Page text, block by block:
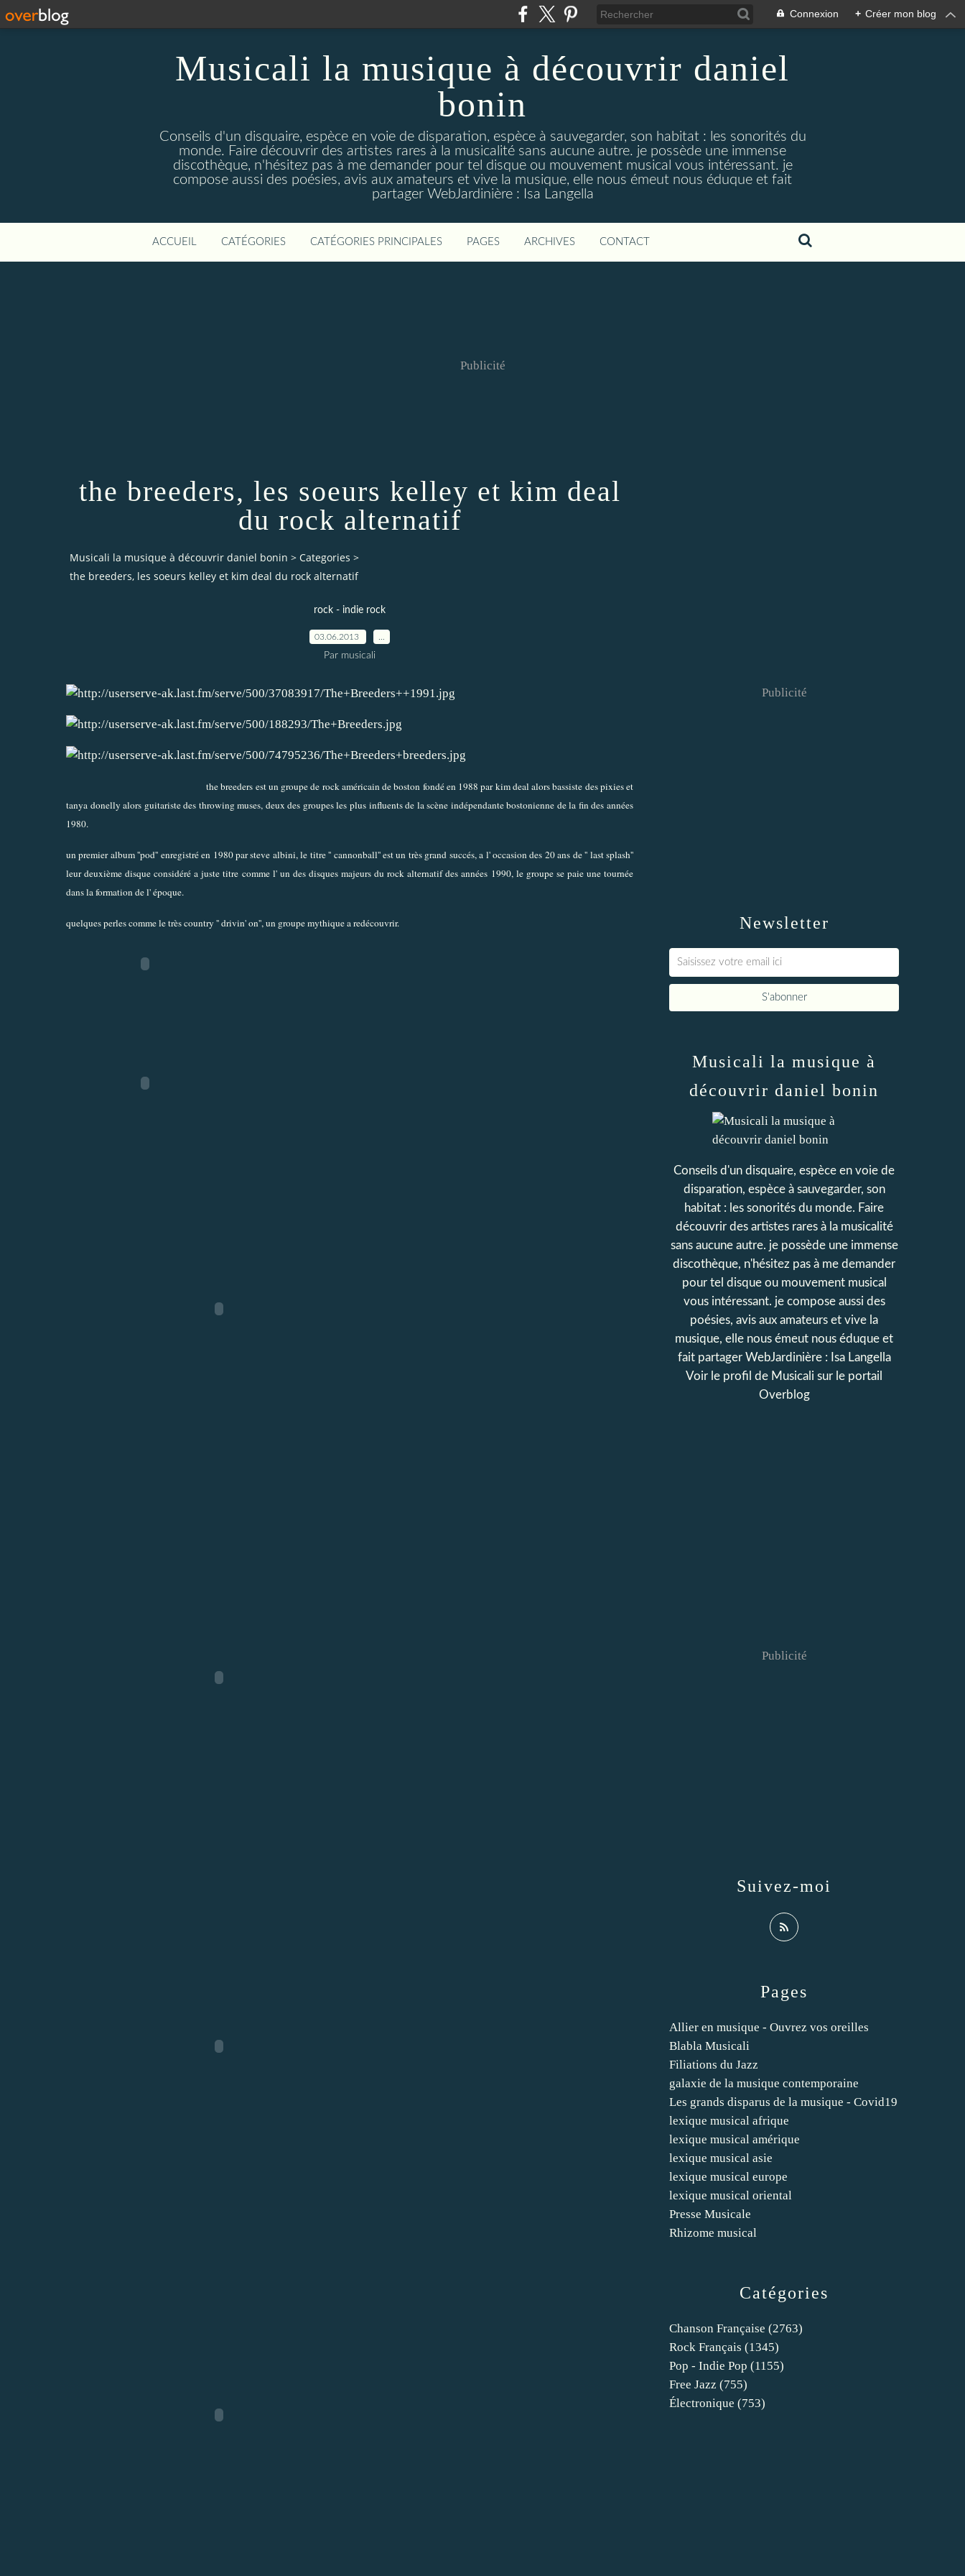
Connexion + Créer mon blog
Musicali la musique à découvrir daniel
bonin
Conseils d'un disquaire, espèce en voie de disparation, espèce à sauvegarder, son habitat : les sonorités du
monde. Faire découvrir des artistes rares à la musicalité sans aucune autre. je possède une immense
discothèque, n'hésitez pas à me demander pour tel disque ou mouvement musical vous intéressant. je
compose aussi des poésies, avis aux amateurs et vive la musique, elle nous émeut nous éduque et fait
partager WebJardinière : Isa Langella
ACCUEIL CATÉGORIES CATÉGORIES PRINCIPALES PAGES ARCHIVES CONTACT
Publicité
the breeders, les soeurs kelley et kim deal
du rock alternatif
Musicali la musique à découvrir daniel bonin > Categories >
the breeders, les soeurs kelley et kim deal du rock alternatif
rock - indie rock
03.06.2013
Par musicali
the breeders est un groupe de rock américain de boston fondé en 1988 par kim deal alors bassiste des pixies et
tanya donelly alors guitariste des throwing muses, deux des groupes les plus influents de la scène indépendante bostonienne de la fin des années
1980.
un premier album ''pod'' enregistré en 1980 par steve albini, le titre '' cannonball'' est un très grand succés, a l' occasion des 20 ans de '' last splash''
leur deuxième disque considéré a juste titre comme l' un des disques majeurs du rock alternatif des années 1990, le groupe se paie une tournée
dans la formation de l' époque.
quelques perles comme le très country '' drivin' on'', un groupe mythique a redécouvrir. Newsletter
Publicité
Catégories
Chanson Française (2763)
Rock Français (1345)
Pop - Indie Pop (1155)
Free Jazz (755)
Électronique (753)
Pages
Allier en musique - Ouvrez vos oreilles
Blabla Musicali
Filiations du Jazz
galaxie de la musique contemporaine
Les grands disparus de la musique - Covid19
lexique musical afrique
lexique musical amérique
lexique musical asie
lexique musical europe
lexique musical oriental
Presse Musicale
Rhizome musical
Musicali la musique à
découvrir daniel bonin
Conseils d'un disquaire, espèce en voie de
disparation, espèce à sauvegarder, son
habitat : les sonorités du monde. Faire
découvrir des artistes rares à la musicalité
sans aucune autre. je possède une immense
discothèque, n'hésitez pas à me demander
pour tel disque ou mouvement musical
vous intéressant. je compose aussi des
poésies, avis aux amateurs et vive la
musique, elle nous émeut nous éduque et
fait partager WebJardinière : Isa Langella
Voir le profil de Musicali sur le portail
Overblog
Suivez-moi
Publicité